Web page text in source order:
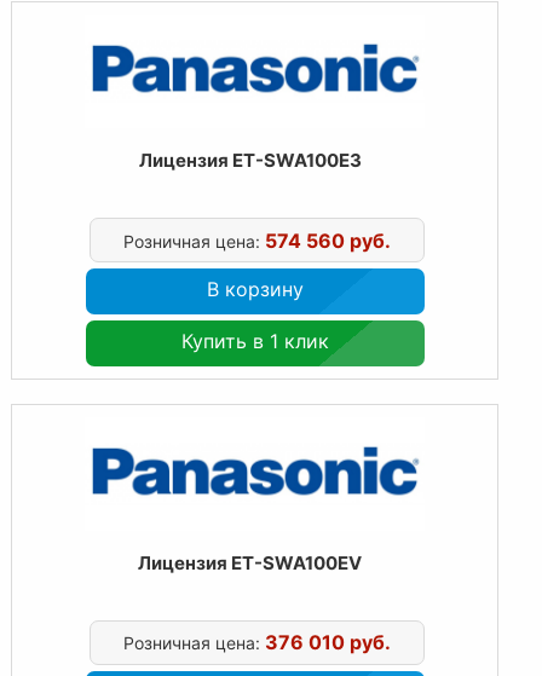
Лицензия ET-SWA100E3
Розничная цена: 574 560 руб.
В корзину
Купить в 1 клик
Лицензия ET-SWA100EV
Розничная цена: 376 010 руб.